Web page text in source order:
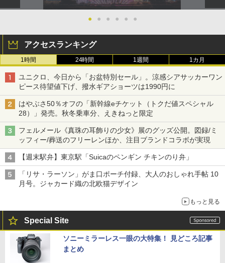
● ● ● ● ● ●
アクセスランキング
1時間 24時間 1週間 1カ月
ユニクロ、今日から「お盆特別セール」。涼感シアサッカーワン
ピース待望値下げ、撥水ギアショーツは1990円に
はやぶさ50％オフの「新幹線eチケット（トクだ値スペシャル
28）」発売。秋冬乗車分、えきねっと限定
フェルメール《真珠の耳飾りの少女》展のグッズ公開。図録/ミ
ッフィー/葬送のフリーレンほか、注目ブランドコラボが実現
【週末駅弁】東京駅「Suicaのペンギン チキンのり弁」
「リサ・ラーソン」がま口ポーチ付録、大人のおしゃれ手帖 10
月号。ジャカード織の北欧猫デザイン
もっと見る
Special Site
ソニーミラーレス一眼の大特集！ 見どころ記事
まとめ